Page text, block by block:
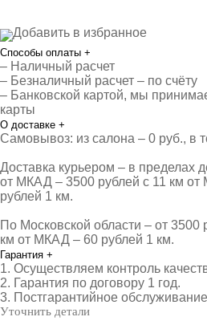
Добавить в избранное
Способы оплаты +
– Наличный расчет
– Безналичный расчет – по счёту
– Банковской картой, мы
карты
О доставке +
Самовывоз: из салона – 0 руб., в
Доставка курьером – в пределах
от МКАД – 3500 рублей с 11 км
рублей 1 км.
По Московской области – от 3500
км от МКАД – 60 рублей 1 км.
Гарантия +
1. Осуществляем контроль
2. Гарантия по договору 1 год.
3. Постгарантийное